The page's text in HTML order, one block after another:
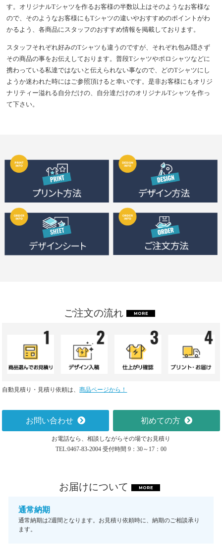
す。オリジナルTシャツを作るお客様の半数以上はそのようなお客様な
ので、そのようなお客様にもTシャツの違いやおすすめのポイントがわ
かるよう、各商品にスタッフのおすすめ情報を掲載しております。
スタッフそれぞれ好みのTシャツも違うのですが、それぞれ包み隠さず
その商品の事をお伝えしております。普段Tシャツやポロシャツなどに
携わっている私達ではないと伝えられない事なので、どのTシャツにし
ようか迷われた時にはご参照頂けると幸いです。是非お客様にもオリジ
ナリティー溢れる自分だけの、自分達だけのオリジナルTシャツを作っ
て下さい。
ご注文の流れ MORE
自動見積り・見積り依頼は、商品ページから！
お問い合わせ 初めての方
お電話なら、相談しながらその場でお見積り
TEL:0467-83-2004 受付時間 9：30～17：00
お届けについて MORE
通常納期
通常納期は2週間となります。お見積り依頼時に、納期のご相談承り
ます。